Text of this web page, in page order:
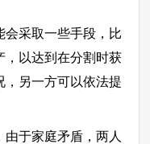
会采取一些手段，比
，以达到在分割时获
，另一方可以依法提
于家庭矛盾，两人